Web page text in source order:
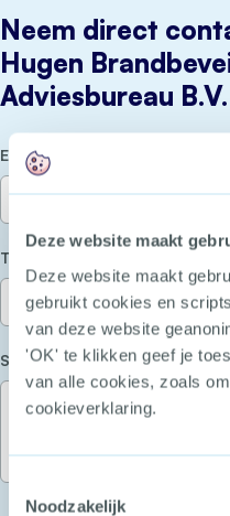
Deze website maakt
Deze website maakt
gebruikt cookies en
van deze website
'OK' te klikken geef je
van alle cookies, zoals
cookieverklaring.
Toestemmingsselectie
Noodzakelijk
Neem direct
Hugen
Adviesbureau B.V.
E-mailadres
Telefoon
Stel je vraag (Vereist)